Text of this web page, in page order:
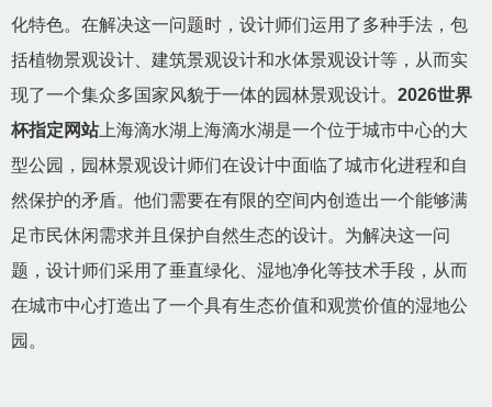
化特色。在解决这一问题时，设计师们运用了多种手法，包
括植物景观设计、建筑景观设计和水体景观设计等，从而实
现了一个集众多国家风貌于一体的园林景观设计。 2026世界
杯指定网站上海滴水湖上海滴水湖是一个位于城市中心的大
型公园，园林景观设计师们在设计中面临了城市化进程和自
然保护的矛盾。他们需要在有限的空间内创造出一个能够满
足市民休闲需求并且保护自然生态的设计。为解决这一问
题，设计师们采用了垂直绿化、湿地净化等技术手段，从而
在城市中心打造出了一个具有生态价值和观赏价值的湿地公
园。